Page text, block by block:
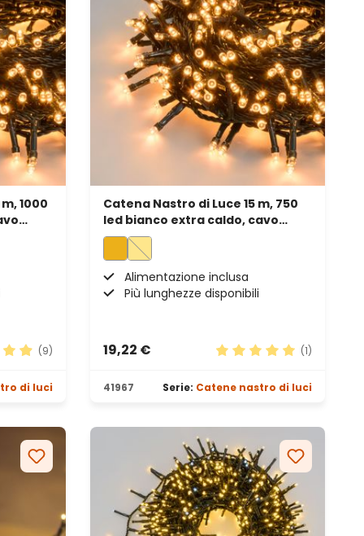
1000
(9)
di luci
Catena Nastro di Luce 15 m, 750
led bianco extra caldo, cavo
verde
Alimentazione inclusa
Più lunghezze disponibili
19,22 €
(1)
41967 Serie: Catene nastro di luci